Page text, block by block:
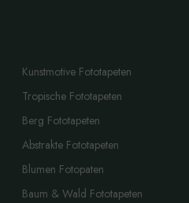
Kunstmotive Fototapeten
Tropische Fototapeten
Berg Fototapeten
Abstrakte Fototapeten
Blumen Fotopaten
Baum & Wald Fototapeten